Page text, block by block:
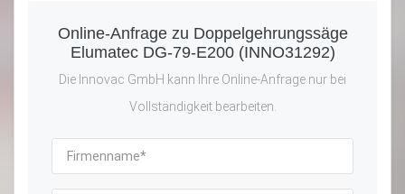
Online-Anfrage zu Doppelgehrungssäge
Elumatec DG-79-E200 (INNO31292)
Die Innovac GmbH kann Ihre Online-Anfrage nur bei
Vollständigkeit bearbeiten.